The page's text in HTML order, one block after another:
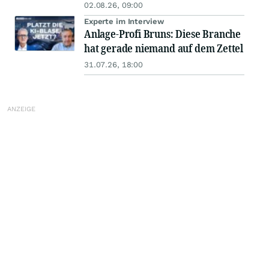
02.08.26, 09:00
Experte im Interview
Anlage-Profi Bruns: Diese Branche
hat gerade niemand auf dem Zettel
31.07.26, 18:00